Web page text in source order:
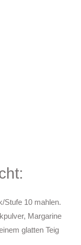
Stufe 10 mahlen.
Margarine
glatten Teig